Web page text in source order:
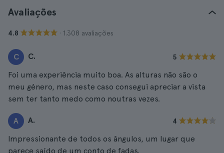
Avaliações
4.8 · 1.308 avaliações
C C. 5
Foi uma experiência muito boa. As alturas não são o
meu género, mas neste caso consegui apreciar a vista
sem ter tanto medo como noutras vezes.
A A. 4
Impressionante de todos os ângulos, um lugar que
parece saído de um conto de fadas.